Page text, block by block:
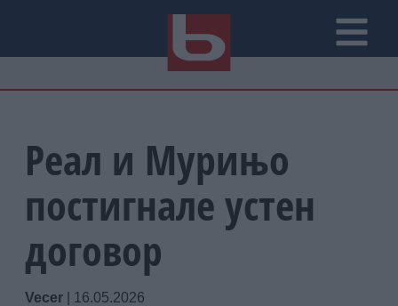
Реал и Мурињо
постигнале устен
договор
Vecer 16.05.2026